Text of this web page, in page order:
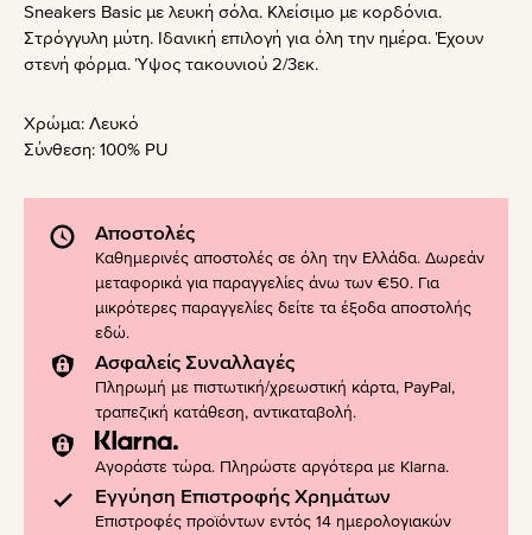
Sneakers Basic με λευκή σόλα. Κλείσιμο με κορδόνια.
Στρόγγυλη μύτη. Ιδανική επιλογή για όλη την ημέρα. Έχουν
στενή φόρμα. Ύψος τακουνιού 2/3εκ.
Χρώμα: Λευκό
Σύνθεση: 100% PU
Αποστολές
Καθημερινές αποστολές σε όλη την Ελλάδα. Δωρεάν
μεταφορικά για παραγγελίες άνω των €50. Για
μικρότερες παραγγελίες δείτε τα έξοδα αποστολής
εδώ.
Ασφαλείς Συναλλαγές
Πληρωμή με πιστωτική/χρεωστική κάρτα, PayPal,
τραπεζική κατάθεση, αντικαταβολή.
Αγοράστε τώρα. Πληρώστε αργότερα με Klarna.
Εγγύηση Επιστροφής Χρημάτων
Επιστροφές προϊόντων εντός 14 ημερολογιακών